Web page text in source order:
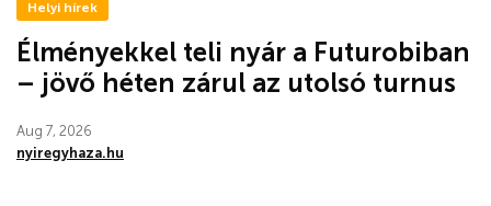
Helyi hírek
Élményekkel teli nyár a Futurobiban
– jövő héten zárul az utolsó turnus
Aug 7, 2026
nyiregyhaza.hu